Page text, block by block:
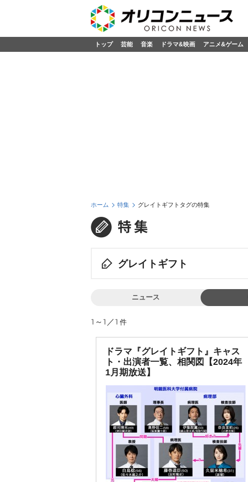
トップ 芸能 音楽 ドラマ&映画 アニメ&ゲーム
ホーム 特集 グレイトギフトタグの特集
グレイトギフト
ニュース
1～1／1 件
ドラマ『グレイトギフト』キャス
ト・出演者一覧、相関図【2024年
1月期放送】